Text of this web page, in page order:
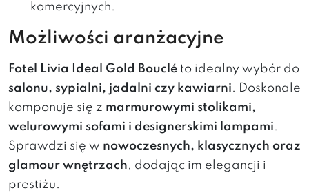
komercyjnych.
Możliwości aranżacyjne
Fotel Livia Ideal Gold Bouclé to idealny wybór do
salonu, sypialni, jadalni czy kawiarni. Doskonale
komponuje się z marmurowymi stolikami,
welurowymi sofami i designerskimi lampami.
Sprawdzi się w nowoczesnych, klasycznych oraz
glamour wnętrzach, dodając im elegancji i
prestiżu.